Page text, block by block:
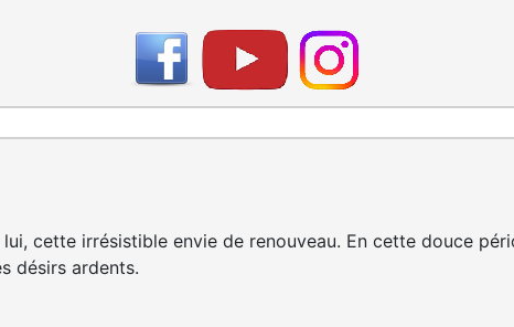
cette irrésistible envie de renouveau. En cette douce
désirs ardents.